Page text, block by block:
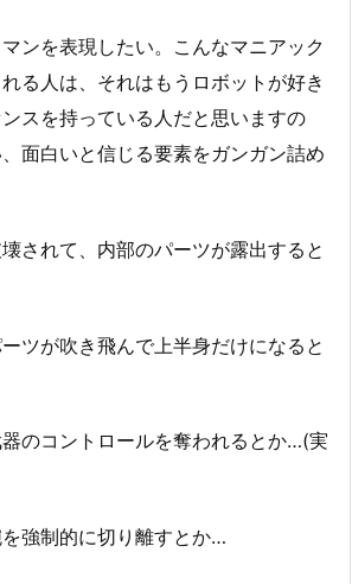
ンを表現したい。こんなマニアック
る人は、それはもうロボットが好き
スを持っている人だと思いますの
面白いと信じる要素をガンガン詰め
されて、内部のパーツが露出すると
ツが吹き飛んで上半身だけになると
のコントロールを奪われるとか…(実
強制的に切り離すとか…